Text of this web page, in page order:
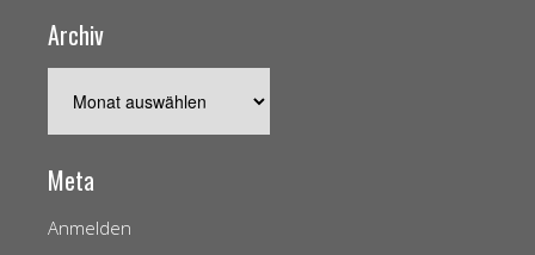
Archiv
Meta
Anmelden